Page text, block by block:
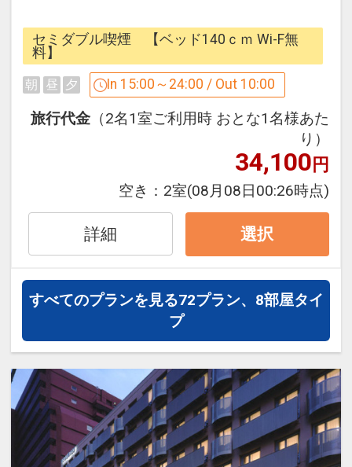
テイクアウト用カップもご用意いたして
おります♪
●こだわりの寝具
オリジナルベッド「NAGOMI」＆オリジ
ナルピローで皆さまの快眠をサポート！
日本ベッド社との共同開発により誕生し
たオリジナルマットレスでエネルギーを
リチャージ♪
●全館Wi-Fi利用可能(無料)
全館Wi-Fi利用無料！客室には有線LANも
完備！
さらに携帯充電器(多機種対応)も全室完
●3モードシャワーヘッド(シングルBを除
く)
一日の疲れを癒やし、新しい一日をさわ
やかに迎えていただくため、
3モード対応のマッサージ機能付きシャ
30日前までの予約で、
おトクに宿泊。
*:；；；；；:*☆*:；；；；；:*
●安心・安全のセキュリティ
エレベーターにはカードキーによるセキ
ュリティーシステムを採用で安心！
ご宿泊者様のみカードキーで出入り可能
で安全！
●ご宿泊者様専用ラウンジ(15時～24時)
3階ゲストラウンジでは挽きたての豆を
使用したコーヒーや紅茶を無料でご用
意！
チェックイン後やお休み前のホッとひと
いきにぜひご利用ください。
セミダブル喫煙 【ベッド140ｃｍ Wi-F無
料】
朝 昼 夕 In 15:00～24:00 / Out 10:00
旅行代金 （2名1室ご利用時 おとな1名様あた
り）
34,100円
空き： 2室(08月08日00:26時点)
詳細 選択
すべてのプランを見る72プラン、8部屋タイ
プ